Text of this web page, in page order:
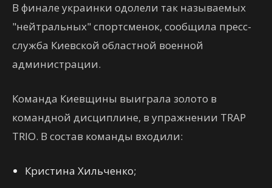
В финале украинки одолели так называемых
"нейтральных" спортсменок, сообщила пресс-
служба Киевской областной военной
администрации.
Команда Киевщины выиграла золото в
командной дисциплине, в упражнении TRAP
TRIO. В состав команды входили:
Кристина Хильченко;